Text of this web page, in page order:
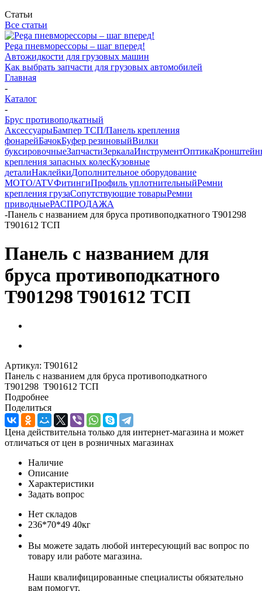
Статьи
Все статьи
Pega пневморессоры – шаг вперед!
Автожидкости для грузовых машин
Как выбрать запчасти для грузовых автомобилей
Главная
-
Каталог
-
Брус противоподкатный
АксессуарыБампер ТСП/Панель крепления
фонарейБачокБуфер резиновыйВилки
буксировочныеЗапчастиЗеркалаИнструментОптика
крепления запасных колесКузовные
деталиНаклейкиДополнительное оборудование
MOTO/ATVФитингиПрофиль уплотнительныйРемни
крепления грузаСопутствующие товарыРемни
приводныеРАСПРОДАЖА
-Панель с названием для бруса противоподкатного T901298
T901612 ТСП
Панель с названием для
бруса противоподкатного
T901298 T901612 ТСП
Артикул: T901612
Панель с названием для бруса противоподкатного
T901298 T901612 ТСП
Подробнее
Поделиться
Цена действительна только для интернет-магазина и может
отличаться от цен в розничных магазинах
Наличие
Описание
Характеристики
Задать вопрос
Нет складов
236*70*49 40кг
Вы можете задать любой интересующий вас вопрос по
товару или работе магазина.
Наши квалифицированные специалисты обязательно
вам помогут.